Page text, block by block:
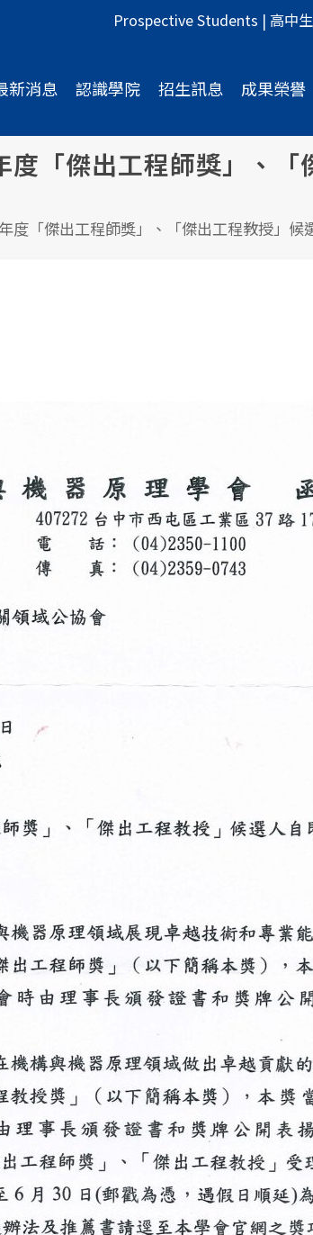
Prospective Students | 高中
新消息 認識學院 招生訊息 成果榮譽
「傑出工程師獎」、
度「傑出工程師獎」、「傑出工程教授」候